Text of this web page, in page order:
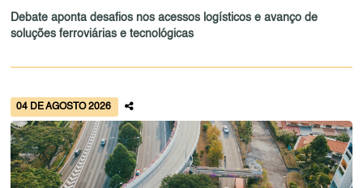
Debate aponta desafios nos acessos logísticos e avanço de
soluções ferroviárias e tecnológicas
04 DE AGOSTO 2026